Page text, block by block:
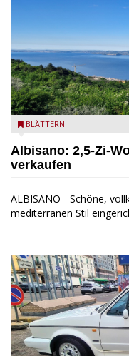
Seeblick
BLÄTTERN
Albisano: 2,5-Zi-
verkaufen
ALBISANO - Schöne,
mediterranen Stil